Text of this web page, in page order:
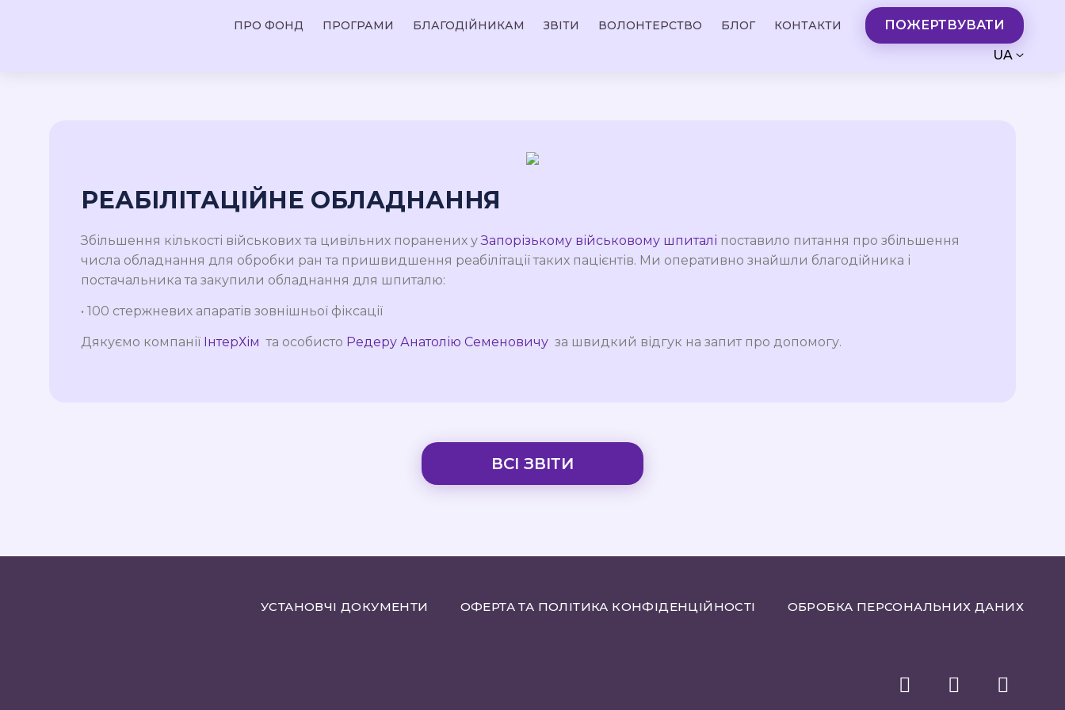
ПРО ФОНД ПРОГРАМИ БЛАГОДІЙНИКАМ ЗВІТИ ВОЛОНТЕРСТВО БЛОГ КОНТАКТИ
ПОЖЕРТВУВАТИ
UA
РЕАБІЛІТАЦІЙНЕ ОБЛАДНАННЯ
Збільшення кількості військових та цивільних поранених уЗапорізькому військовому шпиталі поставило питання про збільшення
числа обладнання для обробки ран та пришвидшення реабілітації таких пацієнтів. Ми оперативно знайшли благодійника і
постачальника та закупили обладнання для шпиталю:
• 100 стержневих апаратів зовнішньої фіксації
Дякуємо компанії ІнтерХім та особисто Редеру Анатолію Семеновичу за швидкий відгук на запит про допомогу.
ВСІ ЗВІТИ
УСТАНОВЧІ ДОКУМЕНТИ ОФЕРТА ТА ПОЛІТИКА КОНФІДЕНЦІЙНОСТІ ОБРОБКА ПЕРСОНАЛЬНИХ ДАНИХ